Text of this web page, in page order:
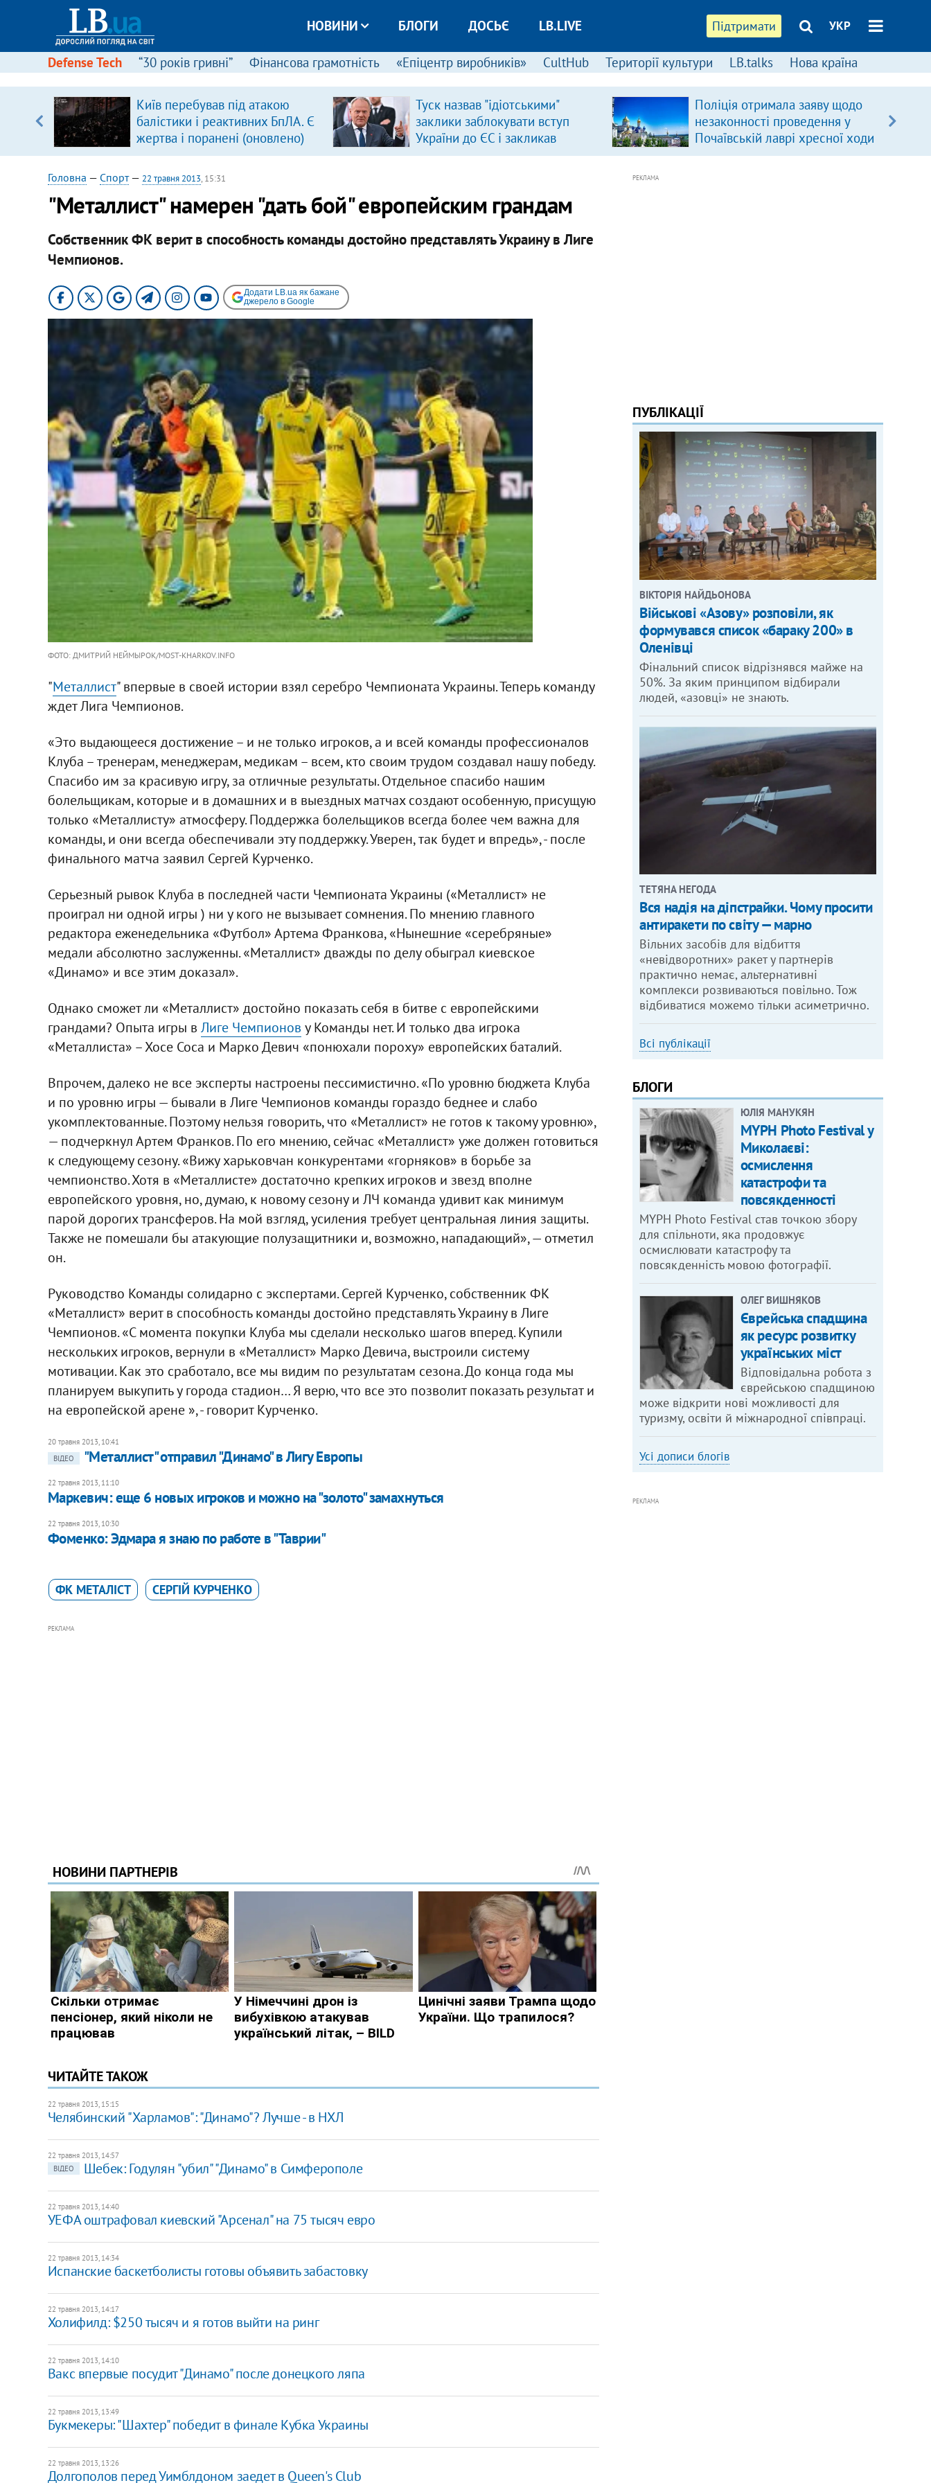
Підтримати УКР
НОВИНИ БЛОГИ ДОСЬЄ LB.LIVE
Defense Tech “30 років гривні” Фінансова грамотність «Епіцентр виробників» CultHub Території культури LB.talks Нова країна
Київ перебував під атакою
балістики і реактивних БпЛА. Є
жертва і поранені (оновлено)
Туск назвав "ідіотськими"
заклики заблокувати вступ
України до ЄС і закликав
припинити антиукраїнську
Поліція отримала заяву щодо
незаконності проведення у
Почаївській лаврі хресної ходи
Головна — Спорт— 22 травня 2013, 15:31
"Металлист" намерен "дать бой" европейским грандам
Собственник ФК верит в способность команды достойно представлять Украину в Лиге
Чемпионов.
Додати LB.ua як бажане
джерело в Google
ФОТО: ДМИТРИЙ НЕЙМЫРОК/MOST-KHARKOV.INFO
"Металлист" впервые в своей истории взял серебро Чемпионата Украины. Теперь команду
ждет Лига Чемпионов.
«Это выдающееся достижение – и не только игроков, а и всей команды профессионалов
Клуба – тренерам, менеджерам, медикам – всем, кто своим трудом создавал нашу победу.
Спасибо им за красивую игру, за отличные результаты. Отдельное спасибо нашим
болельщикам, которые и в домашних и в выездных матчах создают особенную, присущую
только «Металлисту» атмосферу. Поддержка болельщиков всегда более чем важна для
команды, и они всегда обеспечивали эту поддержку. Уверен, так будет и впредь», - после
финального матча заявил Сергей Курченко.
Серьезный рывок Клуба в последней части Чемпионата Украины («Металлист» не
проиграл ни одной игры ) ни у кого не вызывает сомнения. По мнению главного
редактора еженедельника «Футбол» Артема Франкова, «Нынешние «серебряные»
медали абсолютно заслуженны. «Металлист» дважды по делу обыграл киевское
«Динамо» и все этим доказал».
Однако сможет ли «Металлист» достойно показать себя в битве с европейскими
грандами? Опыта игры в Лиге Чемпионов у Команды нет. И только два игрока
«Металлиста» – Хосе Соса и Марко Девич «понюхали пороху» европейских баталий.
Впрочем, далеко не все эксперты настроены пессимистично. «По уровню бюджета Клуба
и по уровню игры — бывали в Лиге Чемпионов команды гораздо беднее и слабо
укомплектованные. Поэтому нельзя говорить, что «Металлист» не готов к такому уровню»,
— подчеркнул Артем Франков. По его мнению, сейчас «Металлист» уже должен готовиться
к следующему сезону. «Вижу харьковчан конкурентами «горняков» в борьбе за
чемпионство. Хотя в «Металлисте» достаточно крепких игроков и звезд вполне
европейского уровня, но, думаю, к новому сезону и ЛЧ команда удивит как минимум
парой дорогих трансферов. На мой взгляд, усиления требует центральная линия защиты.
Также не помешали бы атакующие полузащитники и, возможно, нападающий», — отметил
он.
Руководство Команды солидарно с экспертами. Сергей Курченко, собственник ФК
«Металлист» верит в способность команды достойно представлять Украину в Лиге
Чемпионов. «С момента покупки Клуба мы сделали несколько шагов вперед. Купили
нескольких игроков, вернули в «Металлист» Марко Девича, выстроили систему
мотивации. Как это сработало, все мы видим по результатам сезона. До конца года мы
планируем выкупить у города стадион… Я верю, что все это позволит показать результат и
на европейской арене », - говорит Курченко.
20 травня 2013, 10:41
ВІДЕО
"Металлист" отправил "Динамо" в Лигу Европы
22 травня 2013, 11:10
Маркевич: еще 6 новых игроков и можно на "золото" замахнуться
22 травня 2013, 10:30
Фоменко: Эдмара я знаю по работе в "Таврии"
ФК МЕТАЛІСТ СЕРГІЙ КУРЧЕНКО
РЕКЛАМА
ЧИТАЙТЕ ТАКОЖ
22 травня 2013, 15:15
Челябинский "Харламов": "Динамо"? Лучше - в НХЛ
22 травня 2013, 14:57
ВІДЕО
Шебек: Годулян "убил" "Динамо" в Симферополе
22 травня 2013, 14:40
УЕФА оштрафовал киевский "Арсенал" на 75 тысяч евро
22 травня 2013, 14:34
Испанские баскетболисты готовы объявить забастовку
22 травня 2013, 14:17
Холифилд: $250 тысяч и я готов выйти на ринг
22 травня 2013, 14:10
Вакс впервые посудит "Динамо" после донецкого ляпа
22 травня 2013, 13:49
Букмекеры: "Шахтер" победит в финале Кубка Украины
22 травня 2013, 13:26
​Долгополов перед Уимблдоном заедет в Queen's Club
РЕКЛАМА
ПУБЛІКАЦІЇ
ВІКТОРІЯ НАЙДЬОНОВА
Військові «Азову» розповіли, як
формувався список «бараку 200» в
Оленівці
Фінальний список відрізнявся майже на
50%. За яким принципом відбирали
людей, «азовці» не знають.
ТЕТЯНА НЕГОДА
Вся надія на діпстрайки. Чому просити
антиракети по світу — марно
Вільних засобів для відбиття
«невідворотних» ракет у партнерів
практично немає, альтернативні
комплекси розвиваються повільно. Тож
відбиватися можемо тільки асиметрично.
Всі публікації
БЛОГИ
ЮЛІЯ МАНУКЯН
MYPH Photo Festival у
Миколаєві:
осмислення
катастрофи та
повсякденності
MYPH Photo Festival став точкою збору
для спільноти, яка продовжує
осмислювати катастрофу та
повсякденність мовою фотографії.
ОЛЕГ ВИШНЯКОВ
Єврейська спадщина
як ресурс розвитку
українських міст
Відповідальна робота з
єврейською спадщиною
може відкрити нові можливості для
туризму, освіти й міжнародної співпраці.
Усі дописи блогів
РЕКЛАМА